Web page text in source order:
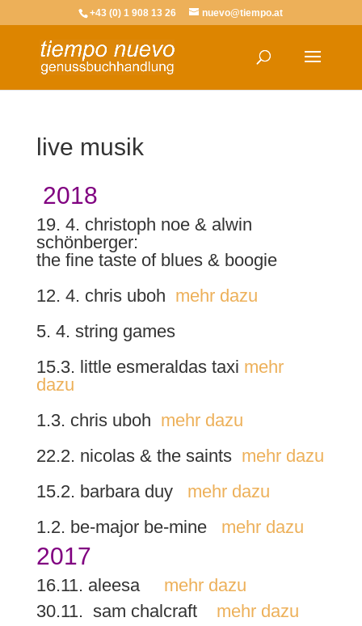
+43 (0) 1 908 13 26 nuevo@tiempo.at
live musik
2018
19. 4. christoph noe & alwin
schönberger:
the fine taste of blues & boogie
12. 4. chris uboh mehr dazu
5. 4. string games
15.3. little esmeraldas taxi mehr
dazu
1.3. chris uboh mehr dazu
22.2. nicolas & the saintsmehr dazu
15.2. barbara duy mehr dazu
1.2. be-major be-mine mehr dazu
2017
16.11. aleesa mehr dazu
30.11. sam chalcraft mehr dazu